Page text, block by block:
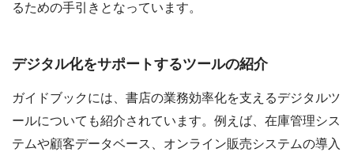
るための手引きとなっています。
デジタル化をサポートするツールの紹介
ガイドブックには、書店の業務効率化を支えるデジタルツ
ールについても紹介されています。例えば、在庫管理シス
テムや顧客データベース、オンライン販売システムの導入